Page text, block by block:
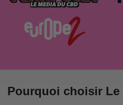
Pourquoi choisir Le